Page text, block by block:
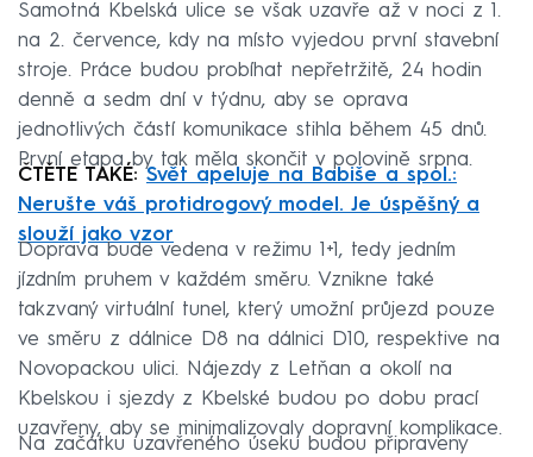
Samotná Kbelská ulice se však uzavře až v noci z 1.
na 2. července, kdy na místo vyjedou první stavební
stroje. Práce budou probíhat nepřetržitě, 24 hodin
denně a sedm dní v týdnu, aby se oprava
jednotlivých částí komunikace stihla během 45 dnů.
První etapa by tak měla skončit v polovině srpna.
ČTĚTE TAKÉ:Svět apeluje na Babiše a spol.:
Nerušte váš protidrogový model. Je úspěšný a
slouží jako vzor
Doprava bude vedena v režimu 1+1, tedy jedním
jízdním pruhem v každém směru. Vznikne také
takzvaný virtuální tunel, který umožní průjezd pouze
ve směru z dálnice D8 na dálnici D10, respektive na
Novopackou ulici. Nájezdy z Letňan a okolí na
Kbelskou i sjezdy z Kbelské budou po dobu prací
uzavřeny, aby se minimalizovaly dopravní komplikace.
Na začátku uzavřeného úseku budou připraveny